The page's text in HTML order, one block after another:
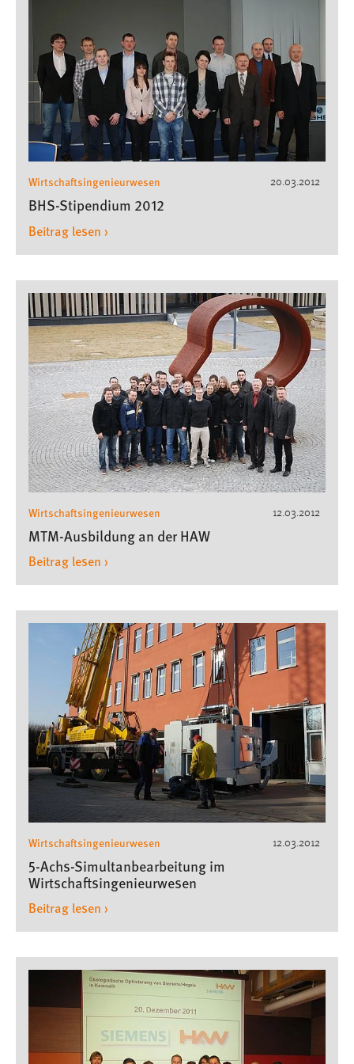
20.03.2012
Wirtschaftsingenieurwesen
BHS-Stipendium 2012
Beitrag lesen ›
12.03.2012
Wirtschaftsingenieurwesen
MTM-Ausbildung an der HAW
Beitrag lesen ›
12.03.2012
Wirtschaftsingenieurwesen
5-Achs-Simultanbearbeitung im
Wirtschaftsingenieurwesen
Beitrag lesen ›
Performance
Name:
staticfilecache
Zweck:
Für performante Seitenauslieferung wird in diesem Cookie
Sprachpräferenz
Zweck:
Das Cookie speichert die gewählte Sprache der Website.
Cookie Laufzeit:
30 Tage
Chat
Name:
MibewSessionID, MIBEW_UserID, mibew_locale, mibew-
chat-frame-style-5e9dbeb1811c0446
Wird benötigt um die Chatfunktion nutzen zu können.
Cookie Laufzeit:
MibewSessionID, mibew-chat-frame-style-
Login
Name:
fe_user, be_user, be_lastLoginProvider
Zweck:
Dieser Cookie ist notwendig um sich an der Website
einloggen zu können.
Cookie Laufzeit:
24 Stunden
STATISTIK
Statistik Cookies erfassen Informationen anonym.
Diese Informationen helfen uns zu verstehen, wie
unsere Besucher unsere Website nutzen.
Matomo
Name:
_pk_ref, _pk_cvar, _pk_id, _pk_ses